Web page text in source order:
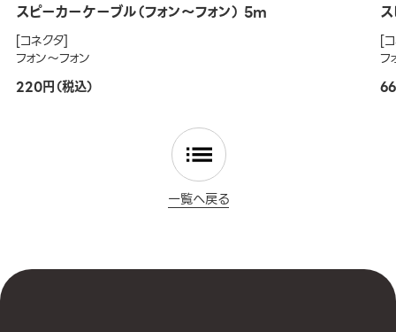
スピーカーケーブル（フォン～フォン） 5m
[コネクタ]
フォン～フォン
220円（税込）
[
フ
一覧へ戻る